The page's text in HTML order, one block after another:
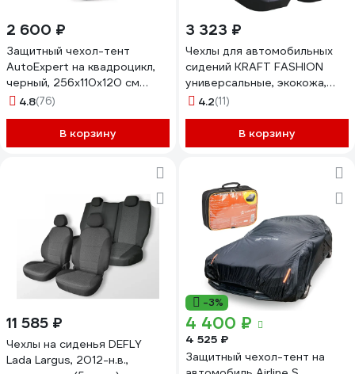
2 600 ₽
Защитный чехол-тент
AutoExpert на квадроцикл,
черный, 256x110x120 см
X256-Black
4.8(76)
В корзину
3 323 ₽
Чехлы для автомобильных
сидений KRAFT FASHION
универсальные, экокожа,
черные KT 835620
4.2(11)
В корзину
11 585 ₽
Чехлы на сиденья DEFLY
Lada Largus, 2012-н.в.,
-3%
4 400 ₽
4 525 ₽
Защитный чехол-тент на